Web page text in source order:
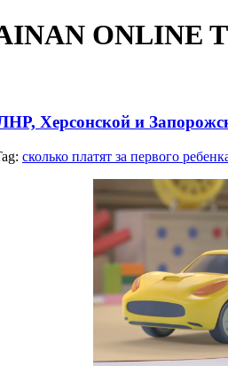
ONLINE
Херсонской и
сколько платят за первого